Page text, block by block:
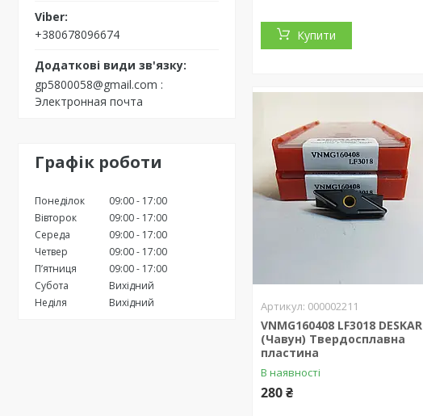
+380678096674
gp5800058@gmail.com
Электронная почта
Графік роботи
Понеділок 09:00
17:00
Вівторок
09:00
17:00
Середа
09:00
17:00
Четвер
09:00
17:00
Пʼятниця
09:00
17:00
Субота
Вихідний
Неділя
Вихідний
Купити
000002211
VNMG160408 LF3018 DESKAR
(Чавун) Твердосплавна
пластина
В наявності
280 ₴